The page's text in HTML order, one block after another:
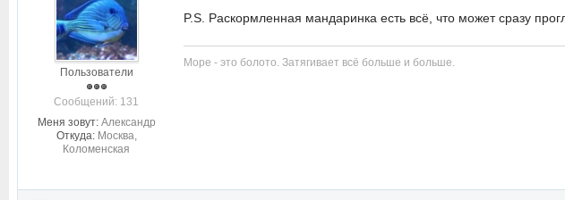
Пользователи
Cообщений: 131
Меня зовут: Александр
Откуда: Москва,
Коломенская
P.S. Раскормленная мандаринка есть всё, что может сразу
Море - это болото. Затягивает всё больше и больше.